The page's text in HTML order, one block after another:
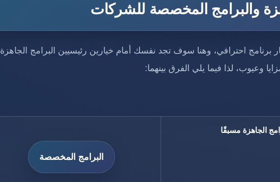
والبرامج المخصصة للشركات
برنامج احترافي، وهنا سوف تجد نفسك أمام خيارين رئيسيين البرامج الجاهزة
وعيوب، لذا فيما يلي الفرق بينهما:
الجاهزة مسبقًا
البرامج المخصصة